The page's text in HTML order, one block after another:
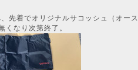
先着でオリジナルサコッシュ（オー
くなり次第終了。